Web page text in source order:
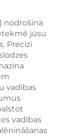
nodrošina
jūsu
Precīzi
vadības
vadības